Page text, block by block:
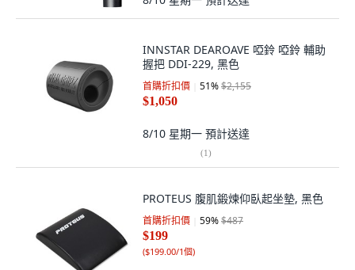
INNSTAR DEAROAVE 啞鈴 啞鈴 輔助
握把 DDI-229, 黑色
首購折扣價 51%$2,155
$1,050
8/10 星期一 預計送達
(1)
PROTEUS 腹肌鍛煉仰臥起坐墊, 黑色
首購折扣價 59%$487
$199
($199.00/1個)